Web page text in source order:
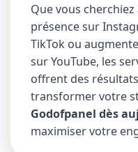
Que vous
présence sur
TikTok ou
sur YouTube, les
offrent des
transformer votre
Godofpanel dès
maximiser votre